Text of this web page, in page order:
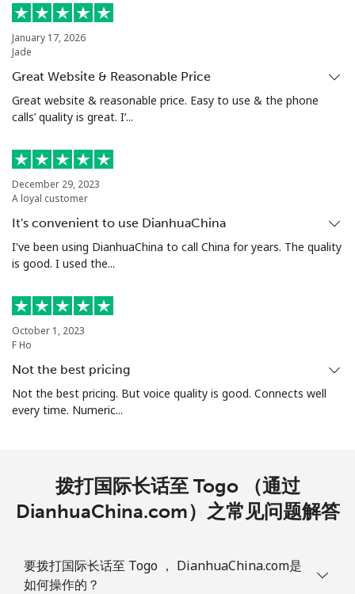
座机 ⁦151.9¢⁩
手机
Turkey
手机
Turkmenistan
座机 ⁦40.5¢⁩
手机 ⁦49.9¢⁩
All country ⁦313.5¢⁩ 1 分钟最少 ⁦$5⁩ -
January 17, 2026
Jade
Great Website & Reasonable Price
Great website & reasonable price. Easy to use & the phone
calls’ quality is great. I’...
December 29, 2023
A loyal customer
It's convenient to use DianhuaChina
I've been using DianhuaChina to call China for years. The quality
is good. I used the...
October 1, 2023
F Ho
Not the best pricing
Not the best pricing. But voice quality is good. Connects well
every time. Numeric...
拨打国际长话至 Togo （通过
DianhuaChina.com）之常见问题解答
要拨打国际长话至 Togo ， DianhuaChina.com是
如何操作的？